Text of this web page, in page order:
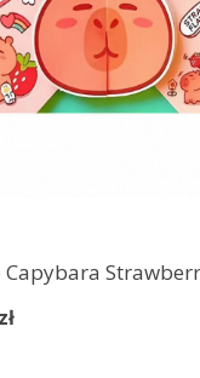
Capybara